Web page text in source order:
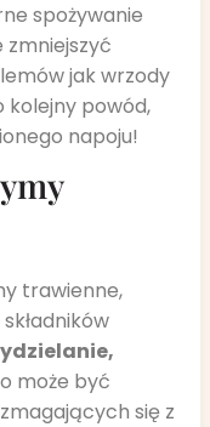
spożywanie
zmniejszyć
jak wrzody
kolejny powód,
napoju!
trawienne,
może być
się z